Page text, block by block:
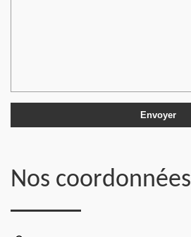
Nos coordonnées